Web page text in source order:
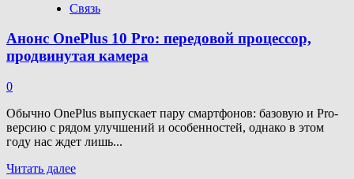
Связь
Анонс OnePlus 10 Pro: передовой процессор,
продвинутая камера
0
Обычно OnePlus выпускает пару смартфонов: базовую и Pro-
версию с рядом улучшений и особенностей, однако в этом
году нас ждет лишь...
Читать далееПрочитать